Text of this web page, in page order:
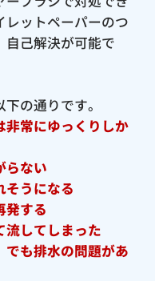
レットペーパーのつ
自己解決が可能で
の通りです。
非常にゆっくりしか
らない
そうになる
発する
流してしまった
も排水の問題があ